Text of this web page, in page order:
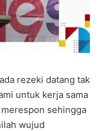
rezeki datang tak
untuk kerja sama
sehingga
wujud